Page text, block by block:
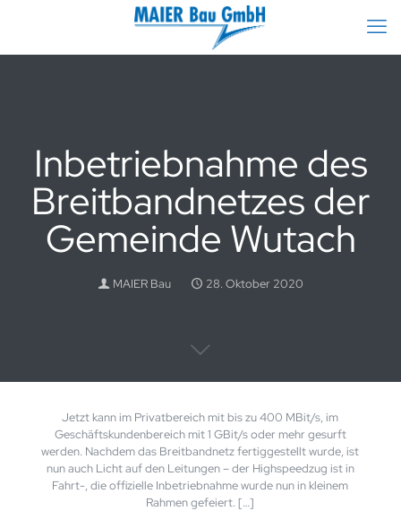
Inbetriebnahme des
Breitbandnetzes der
Gemeinde Wutach
MAIER Bau 28. Oktober 2020
Jetzt kann im Privatbereich mit bis zu 400 MBit/s, im
Geschäftskundenbereich mit 1 GBit/s oder mehr gesurft
werden. Nachdem das Breitbandnetz fertiggestellt wurde, ist
nun auch Licht auf den Leitungen – der Highspeedzug ist in
Fahrt-, die offizielle Inbetriebnahme wurde nun in kleinem
Rahmen gefeiert. […]